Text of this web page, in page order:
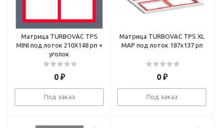
Матрица TURBOVAC TPS
MINI под лоток 210X148 рп +
уголок
0₽
Под заказ
Матрица TURBOVAC TPS XL
MAP под лоток 187х137 рп
0₽
Под заказ